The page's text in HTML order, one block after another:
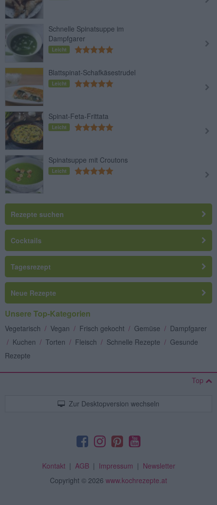
Schnelle Spinatsuppe im
Dampfgarer
Leicht
Blattspinat-Schafkäsestrudel
Leicht
Spinat-Feta-Frittata
Leicht
Spinatsuppe mit Croutons
Leicht
Rezepte suchen
Cocktails
Tagesrezept
Neue Rezepte
Unsere Top-Kategorien
Vegetarisch / Vegan / Frisch gekocht / Gemüse / Dampfgarer
/ Kuchen / Torten / Fleisch / Schnelle Rezepte / Gesunde
Rezepte
Top
Zur Desktopversion wechseln
Kontakt| AGB| Impressum | Newsletter
Copyright © 2026 www.kochrezepte.at